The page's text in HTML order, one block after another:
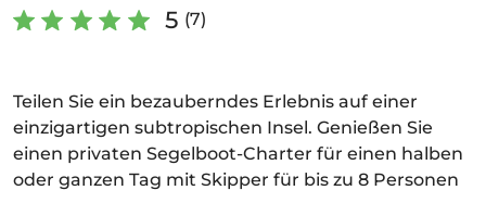
5 (7)
Teilen Sie ein bezauberndes Erlebnis auf einer
einzigartigen subtropischen Insel. Genießen Sie
einen privaten Segelboot-Charter für einen halben
oder ganzen Tag mit Skipper für bis zu 8 Personen